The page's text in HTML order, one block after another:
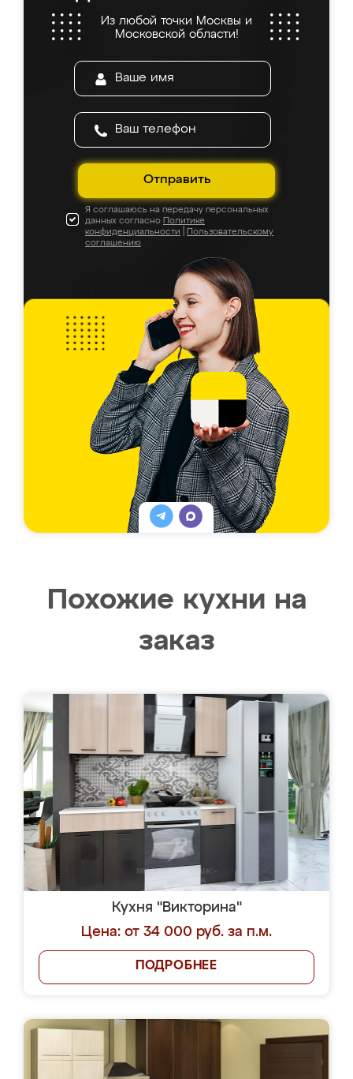
Из любой точки Москвы и
Московской области!
Отправить
Я соглашаюсь на передачу персональных
данных согласно Политике
конфиденциальности
Пользовательскому
соглашению
Похожие кухни на
заказ
Кухня "Викторина"
Цена: от 34 000 руб. за п.м.
ПОДРОБНЕЕ